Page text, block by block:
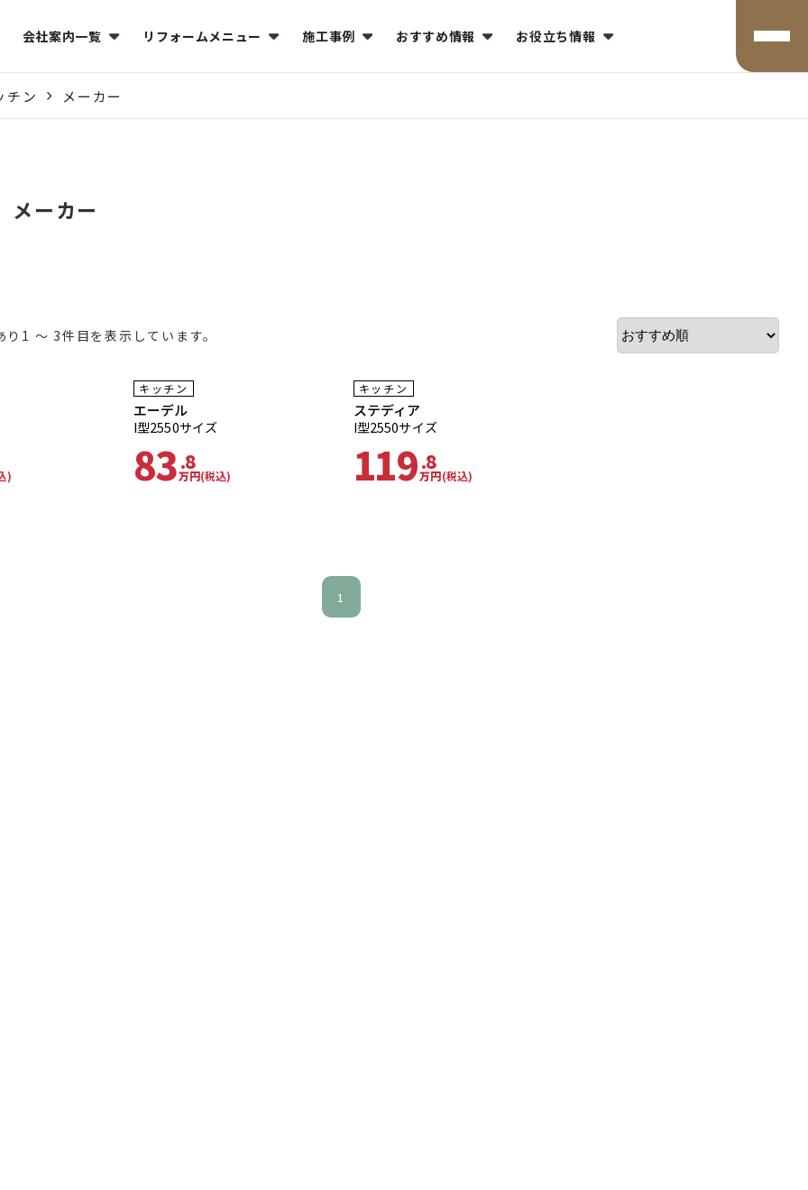
会社案内一覧 リフォームメニュー 施工事例 おすすめ情報 お役立ち情報
チン メーカー
メーカー
1 ～ 3件目を表示しています。
)
工事費
コミコミ
キッチン
エーデル
I型2550サイズ
83.8
万円(税込)
工事費
コミコミ
キッチン
ステディア
I型2550サイズ
119.8
万円(税込)
1